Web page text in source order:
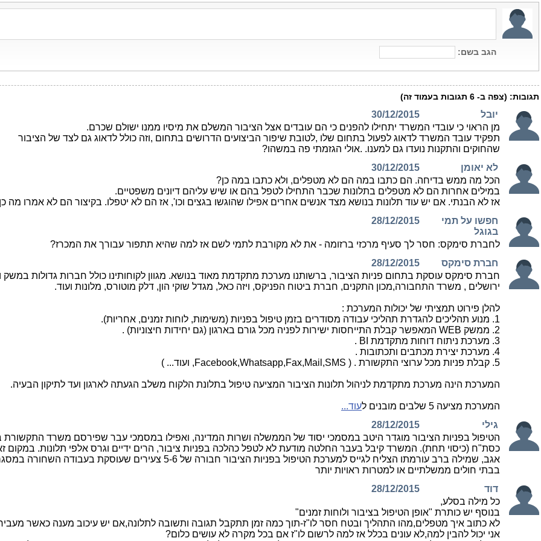
הגב בשם:
תגובות: (צפה ב- 6 תגובות בעמוד זה)
יובל
30/12/2015
מן הראוי כי עובדי המשרד יתחילו להפנים כי הם עובדים אצל הציבור המשלם את מיסיו ממנו ישולם שכרם.
תפקיד עובד המשרד לדאוג לפעול בתחום שלו ,לטובת שיפור הביצועים הדרושים בתחום ,וזה כולל לדאוג גם לצד של הציבור
שהחוקים והתקנות נועדו גם למענו. .אולי הגזמתי פה במשהו?
לא יאומן
30/12/2015
הכל מה ממש בדיחה. הם כתבו במה הם לא מטפלים, ולא כתבו במה כן?
במילים אחרות הם לא מטפלים בתלונות שכבר התחילו לטפל בהם או שיש עליהם דיונים משפטיים.
אז לא הבנתי. אם יש עוד תלונות בנושא מצד אנשים אחרים אפילו שהוגשו בגצים וכו', אז הם לא יטפלו. בקיצור הם לא אמרו מה
חפשו על תמי
בגוגל
28/12/2015
לחברת סימקס: חסר לך סעיף מרכזי ברזומה - את לא מקורבת לתמי לשם אז למה שהיא תתפור עבורך את המכרז?
חברת סימקס
28/12/2015
חברת סימקס עוסקת בתחום פניות הציבור, ברשותנו מערכת מתקדמת מאוד בנושא. מגוון לקוחותינו כולל חברות גדולות במשק
ירושלים , משרד התחבורה,מכון התקנים, חברת ביטוח הפניקס, ויזה כאל, מגדל שוקי הון, דלק מוטורס, מלונות ועוד.
להלן פירוט תמציתי של יכולות המערכת :
1. מנוע תהליכים להגדרת תהליכי עבודה מסודרים בזמן טיפול בפניות (משימות, לוחות זמנים, אחריות).
2. ממשק WEB המאפשר קבלת התייחסות ישירות לפניה מכל גורם בארגון (גם יחידות חיצוניות) .
3. מערכת ניתוח דוחות מתקדמת BI .
4. מערכת יצירת מכתבים ותכתובות .
5. קבלת פניות מכל ערוצי התקשורת . ( Facebook,Whatsapp,Fax,Mail,SMS, ועוד... )
המערכת הינה מערכת מתקדמת לניהול תלונות הציבור המציעה טיפול בתלונת הלקוח משלב הגעתה לארגון ועד לתיקון הבעיה.
המערכת מציעה 5 שלבים מובנים ל
עוד...
גילי
28/12/2015
הטיפול בפניות הציבור מוגדר היטב במסמכי יסוד של הממשלה ושרות המדינה, ואפילו במסמכי עבר שפירסם משרד
כסת"ח (כיסוי תחת). המשרד קיבל בעבר החלטה מודעת לא לטפל כהלכה בפניות ציבור, הרים ידיים וגרס אלפי תלונות. במקום
אגב, שמילה ברב עורמתו הצליח לגייס למערכת הטיפול בפניות
בבתי חולים ממשלתיים או למטרות ראויות יותר
דוד
28/12/2015
כל מילה בסלע,
בנוסף יש כותרת "אופן הטיפול בציבור ולוחות זמנים"
לא כתוב איך מטפלים,מהו התהליך ובטח חסר לו"ז-תוך כמה זמן תתקבל תגובה ותשובה לתלונה,אם יש עיכוב מענה כאשר
אני יכול להבין למה,לא עונים בכלל אז למה לרשום לו"ז אם בכל מקרה לא עושים כלום?